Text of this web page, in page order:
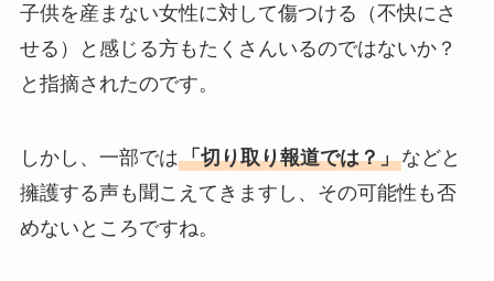
子供を産まない女性に対して傷つける（不快にさ
せる）と感じる方もたくさんいるのではないか？
と指摘されたのです。
しかし、一部では「切り取り報道では？」などと
擁護する声も聞こえてきますし、その可能性も否
めないところですね。